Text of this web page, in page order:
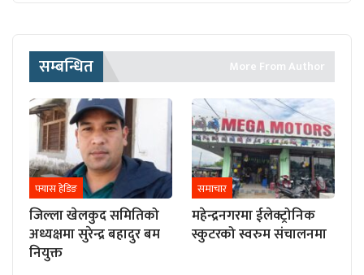
सम्बन्धित More From Author
फ्यास हेडिङ
जिल्ला खेलकुद समितिको
अध्यक्षमा सुरेन्द्र बहादुर बम
नियुक्त
समाचार
महेन्द्रनगरमा ईलेक्ट्रोनिक
स्कुटरको स्वरुम संचालनमा